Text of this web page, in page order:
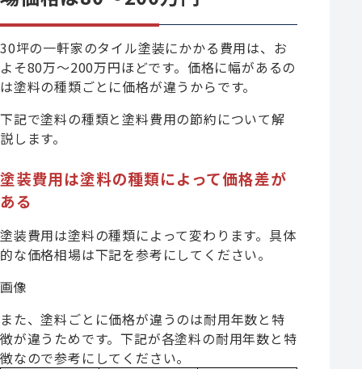
30坪の一軒家のタイル塗装にかかる費用は、お
よそ80万〜200万円ほどです。価格に幅があるの
は塗料の種類ごとに価格が違うからです。
下記で塗料の種類と塗料費用の節約について解
説します。
塗装費用は塗料の種類によって価格差が
ある
塗装費用は塗料の種類によって変わります。具体
的な価格相場は下記を参考にしてください。
画像
また、塗料ごとに価格が違うのは耐用年数と特
徴が違うためです。下記が各塗料の耐用年数と特
徴なので参考にしてください。